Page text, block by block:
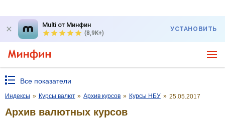
Multi от Минфин
(8,9K+)
УСТАНОВИТЬ
Все показатели
Индексы » Курсы валют » Архив курсов » Курсы НБУ » 25.05.2017
Архив валютных курсов